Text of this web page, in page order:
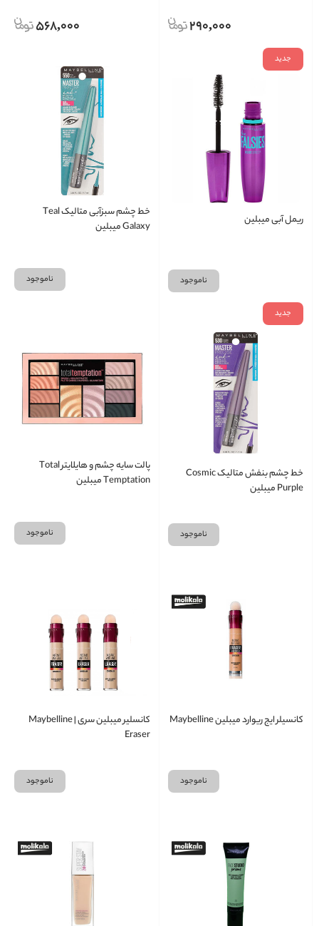
290,000
568,000
جدید
ریمل آبی میبلین
ناموجود
خط چشم سبزآبی متالیک Teal
Galaxy میبلین
ناموجود
جدید
خط چشم بنفش متالیک Cosmic
Purple میبلین
ناموجود
پالت سایه چشم و هایلایتر Total
Temptation میبلین
ناموجود
کانسیلر ایج ریوارد میبلین Maybelline
ناموجود
کانسلیر میبلین سری Maybelline |
Eraser
ناموجود